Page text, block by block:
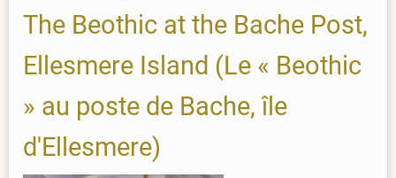
The Beothic at the Bache Post,
Ellesmere Island (Le « Beothic
» au poste de Bache, île
d'Ellesmere)